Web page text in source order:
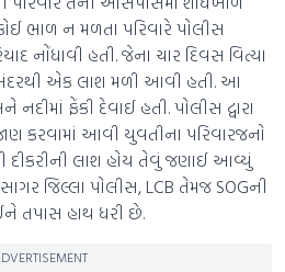
ભાળ ન મળતા પરિવારે પોલીસ
નોંધાવી હતી. જેના ચાર દિવસ વિત્યા
એક લાશ મળી આવી હતી. આ
ફેંકી દેવાઈ હતી. પોલીસ દ્વારા
કરવામાં આવી યુવતીના પરિવારજનો
લાશ હોય તેવું જણાઈ આવ્યું
જિલ્લા પોલીસ, LCB તેમજ SOGની
તપાસ હાથ ધરી છે.